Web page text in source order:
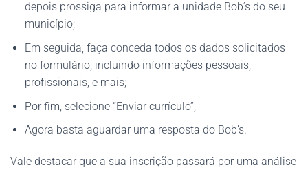
depois prossiga para informar a unidade Bob’s do seu
município;
Em seguida, faça conceda todos os dados solicitados
no formulário, incluindo informações pessoais,
profissionais, e mais;
Por fim, selecione “Enviar currículo”;
Agora basta aguardar uma resposta do Bob’s.
Vale destacar que a sua inscrição passará por uma análise